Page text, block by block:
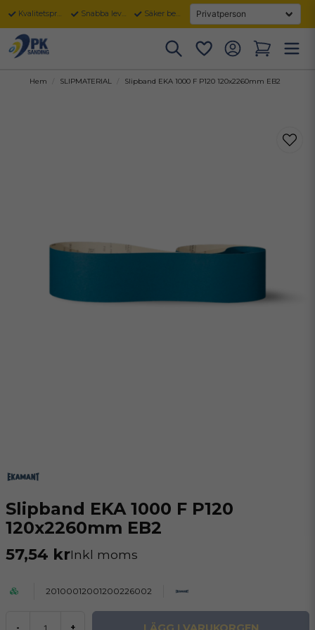
Kvalitetsprodukter Snabba leveranser Säker betalning
Hem SLIPMATERIAL Slipband EKA 1000 F P120 120x2260mm EB2
Slipband EKA 1000 F P120
120x2260mm EB2
57,54 krInkl moms
20100012001200226002
- +